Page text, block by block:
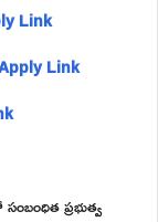
Link
Link
ప్రభుత్వ